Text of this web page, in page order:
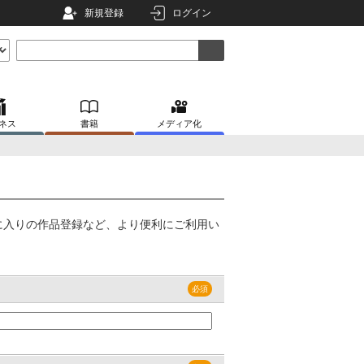
新規登録 ログイン
ス 書籍 メディア化
りの作品登録など、より便利にご利用い